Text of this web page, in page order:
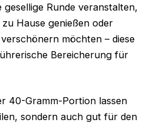
Runde veranstalten,
Hause genießen oder
möchten – diese
Bereicherung für
40-Gramm-Portion lassen
sondern auch gut für den